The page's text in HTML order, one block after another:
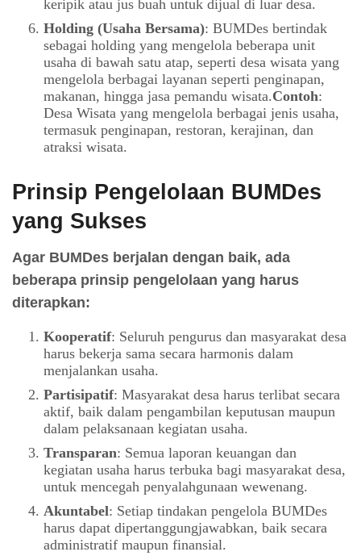
keripik atau jus buah untuk dijual di luar desa.
Holding (Usaha Bersama): BUMDes bertindak
sebagai holding yang mengelola beberapa unit
usaha di bawah satu atap, seperti desa wisata yang
mengelola berbagai layanan seperti penginapan,
makanan, hingga jasa pemandu wisata.Contoh:
Desa Wisata yang mengelola berbagai jenis usaha,
termasuk penginapan, restoran, kerajinan, dan
atraksi wisata.
Prinsip Pengelolaan BUMDes
yang Sukses
Agar BUMDes berjalan dengan baik, ada
beberapa prinsip pengelolaan yang harus
diterapkan:
Kooperatif: Seluruh pengurus dan masyarakat desa
harus bekerja sama secara harmonis dalam
menjalankan usaha.
Partisipatif: Masyarakat desa harus terlibat secara
aktif, baik dalam pengambilan keputusan maupun
dalam pelaksanaan kegiatan usaha.
Transparan: Semua laporan keuangan dan
kegiatan usaha harus terbuka bagi masyarakat desa,
untuk mencegah penyalahgunaan wewenang.
Akuntabel: Setiap tindakan pengelola BUMDes
harus dapat dipertanggungjawabkan, baik secara
administratif maupun finansial.